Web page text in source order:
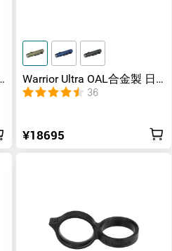
Warrior Ultra OAL合金製 日
常使い&タクティカル用ライ
ト
36
¥18695